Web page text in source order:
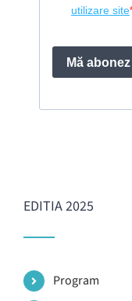
EDITIA 2025
Program